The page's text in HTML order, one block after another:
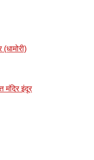
(धामोरी)
मंदिर इंदूर